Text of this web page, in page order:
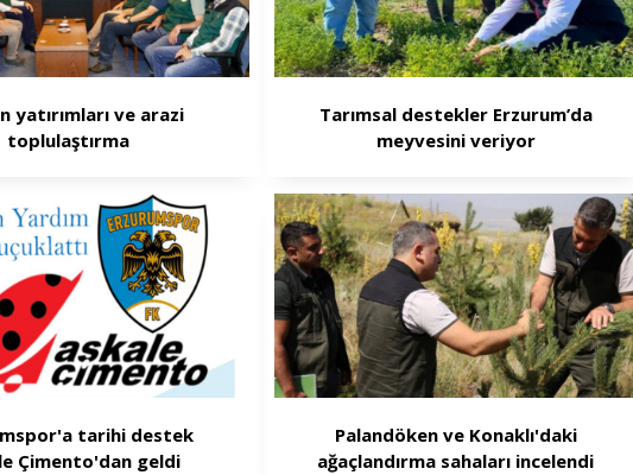
yatırımları ve arazi
toplulaştırma
Tarımsal destekler Erzurum’da
meyvesini veriyor
tarihi destek
Çimento'dan geldi
Palandöken ve Konaklı'daki
ağaçlandırma sahaları incelendi